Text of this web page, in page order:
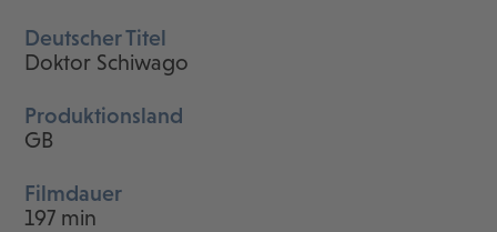
Deutscher Titel
Doktor Schiwago
Produktionsland
GB
Filmdauer
197 min